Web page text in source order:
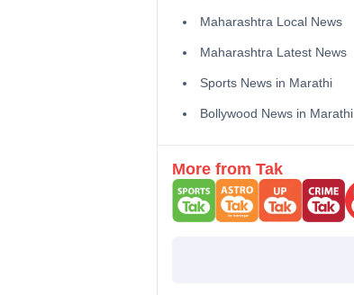
Maharashtra Local News
Maharashtra Latest News
Sports News in Marathi
Bollywood News in Marathi
More from Tak